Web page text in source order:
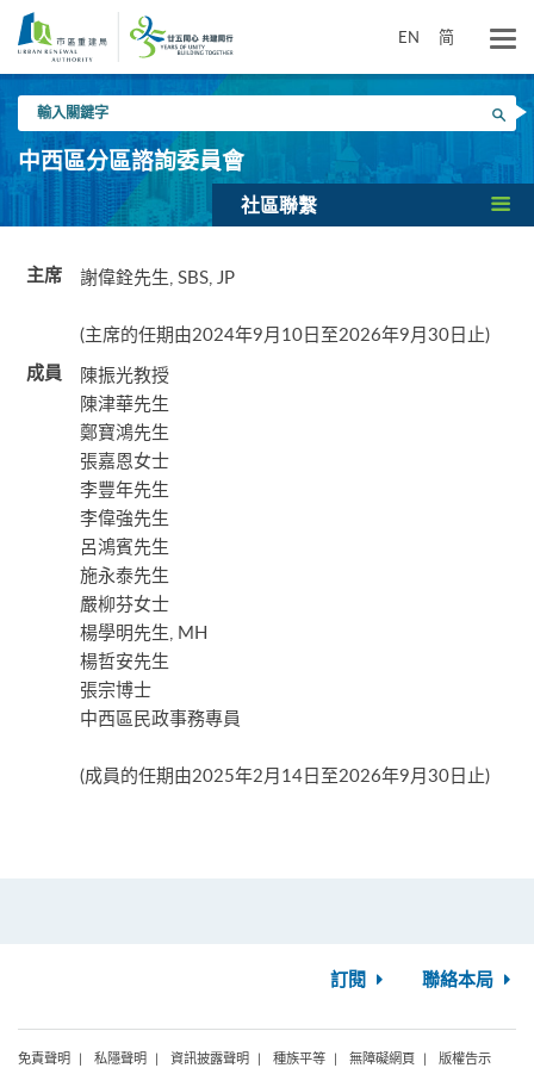
要
EN 简
入
關
鍵
搜尋
中西區分區諮詢委員會
社區聯繫
主席 謝偉銓先生, SBS, JP
(主席的任期由2024年9月10日至2026年9月30日止)
成員
陳振光教授
陳津華先生
鄭寶鴻先生
張嘉恩女士
李豐年先生
李偉強先生
呂鴻賓先生
施永泰先生
嚴柳芬女士
楊學明先生, MH
楊哲安先生
張宗博士
中西區民政事務專員
(成員的任期由2025年2月14日至2026年9月30日止)
訂閱 聯絡本局
免責聲明 私隱聲明 資訊披露聲明 種族平等 無障礙網頁 版權告示